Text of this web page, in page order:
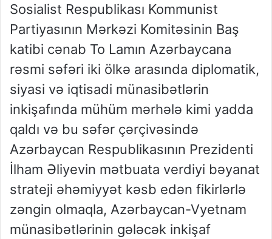
Sosialist Respublikası Kommunist
Partiyasının Mərkəzi Komitəsinin Baş
katibi cənab To Lamın Azərbaycana
rəsmi səfəri iki ölkə arasında diplomatik,
siyasi və iqtisadi münasibətlərin
inkişafında mühüm mərhələ kimi yadda
qaldı və bu səfər çərçivəsində
Azərbaycan Respublikasının Prezidenti
İlham Əliyevin mətbuata verdiyi bəyanat
strateji əhəmiyyət kəsb edən fikirlərlə
zəngin olmaqla, Azərbaycan-Vyetnam
münasibətlərinin gələcək inkişaf